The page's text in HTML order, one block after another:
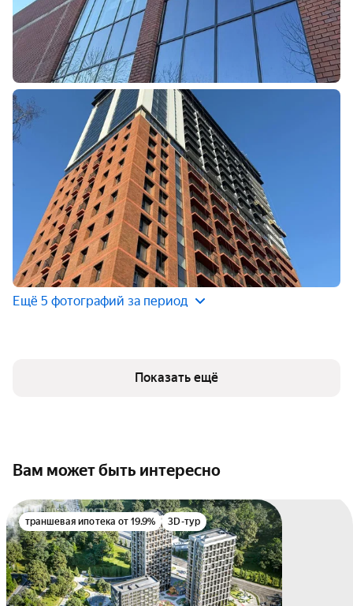
Ещё 5 фотографий за период
Показать ещё
Вам может быть интересно
траншевая ипотека от 19.9% 3D-тур